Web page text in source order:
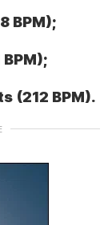
BPM);
(212 BPM).